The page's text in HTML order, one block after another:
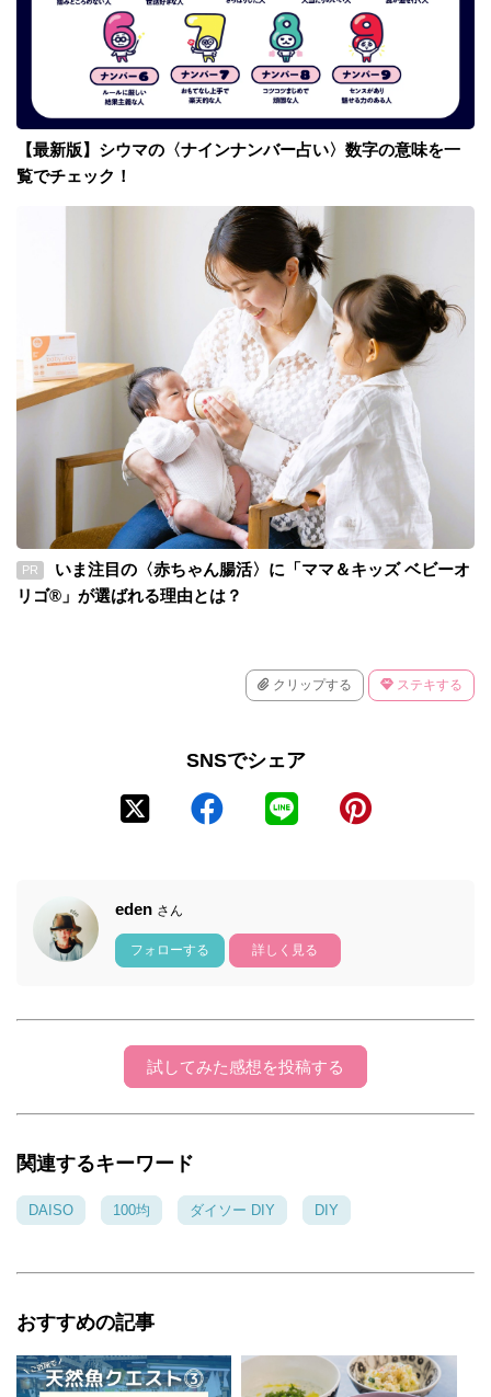
【最新版】シウマの〈ナインナンバー占い〉数字の意味を一
覧でチェック！
PR
いま注目の〈赤ちゃん腸活〉に「ママ＆キッズ ベビーオ
リゴ®」が選ばれる理由とは？
クリップする ステキする
SNSでシェア
eden さん
フォローする 詳しく見る
試してみた感想を投稿する
関連するキーワード
DAISO 100均 ダイソー DIY DIY
おすすめの記事